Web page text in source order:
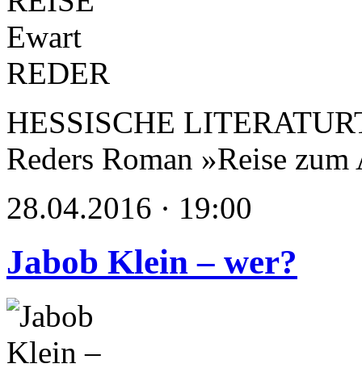
HESSISCHE
Reders Roman »Reise
28.04.2016 · 19:00
Jabob Klein – wer?